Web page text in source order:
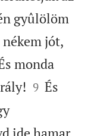
gyûlölöm
jót,
monda


9 És
ide hamar